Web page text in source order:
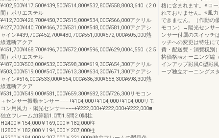
¥402,500¥417,500¥439,500¥514,800¥532,800¥558,8003,640（2.0
間）ポリエステル
¥412,700¥426,700¥450,700¥515,000¥534,000¥566,000アクリル
¥427,700¥440,700¥466,700¥531,000¥548,000¥581,000アクアシ
ャイン¥439,700¥452,700¥480,700¥551,000¥572,000¥605,000熱
線遮断アクア
¥451,700¥468,700¥496,700¥572,000¥596,000¥629,0004,550（2.5
間）ポリエステル
¥487,000¥503,000¥532,000¥598,300¥619,300¥654,300アクリル
¥503,000¥519,000¥547,000¥613,300¥634,300¥671,300アクアシ
ャイン¥516,000¥533,000¥564,000¥636,300¥658,300¥698,300熱
線遮断アクア
¥531,000¥549,000¥581,000¥659,300¥682,300¥726,300リモコン
＋センサー振動センサー−−−+¥104,000+¥104,000+¥104,000リモ
コン用風力・陽光センサー−−−+¥222,000+¥222,000+¥222,000■
独立フレーム加算額1.0間1.5間2.0間柱
H2400￥154,000￥169,000￥182,000柱
H2800￥182,000￥194,000￥207,000柱
格に含まれます。※ロ
れておりません。※風
できません。（作動の
モコン）→陽光センサ
ンサー付属のスイッチ
ッチへの変更は特注に
費・配送費・消費税別
格価格表オーニング編
インアップ彩風C型彩
ープ独立オーニングス